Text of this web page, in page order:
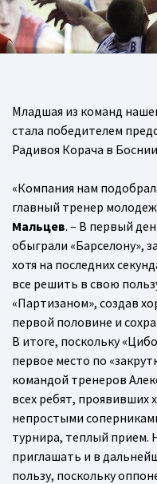
Младшая из команд
стала победителем
Радивоя Корача в
«Компания нам
главный тренер
Мальцев. – В первый
обыграли «Барселону»,
хотя на последних
все решить в свою
«Партизаном», создав
первой половине и
В итоге, поскольку
первое место по
командой тренеров
всех ребят, проявивших
непростыми
турнира, теплый прием.
приглашать и в
пользу, поскольку